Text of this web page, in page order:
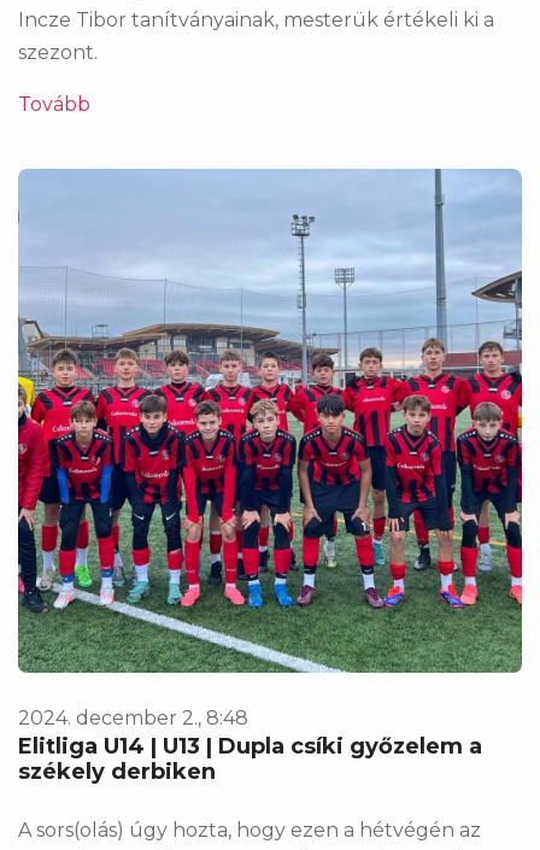
Incze Tibor tanítványainak, mesterük értékeli ki a
szezont.
Tovább
2024. december 2., 8:48
Elitliga U14 | U13 | Dupla csíki győzelem a
székely derbiken
A sors(olás) úgy hozta, hogy ezen a hétvégén az